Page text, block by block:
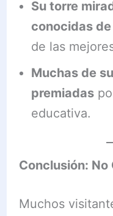
Su torre
conocidas
de las
Muchas de
premiadas
educativa.
Conclusión:
Muchos